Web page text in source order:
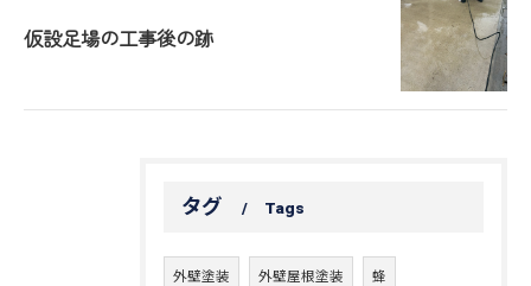
仮設足場の工事後の跡
タグ Tags
外壁塗装 外壁屋根塗装 蜂